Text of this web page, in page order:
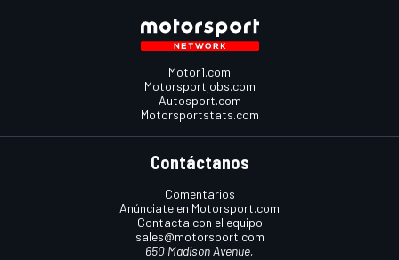
Motor1.com
Motorsportjobs.com
Autosport.com
Motorsportstats.com
Contáctanos
Comentarios
Anúnciate en Motorsport.com
Contacta con el equipo
sales@motorsport.com
650 Madison Avenue,